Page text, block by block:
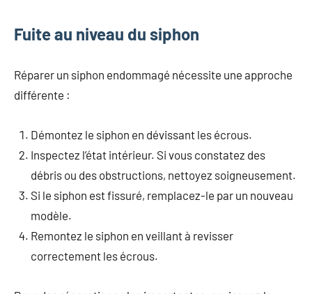
Fuite au niveau du siphon
Réparer un siphon endommagé nécessite une approche
différente :
Démontez le siphon en dévissant les écrous.
Inspectez l’état intérieur. Si vous constatez des
débris ou des obstructions, nettoyez soigneusement.
Si le siphon est fissuré, remplacez-le par un nouveau
modèle.
Remontez le siphon en veillant à revisser
correctement les écrous.